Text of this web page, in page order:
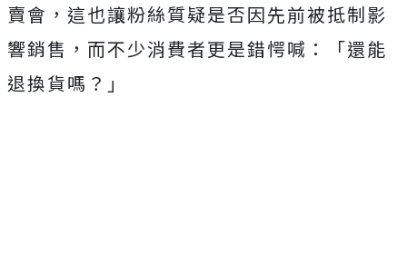
賣會，這也讓粉絲質疑是否因先前被抵制影
響銷售，而不少消費者更是錯愕喊：「還能
退換貨嗎？」